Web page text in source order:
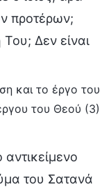
προτέρων;
Του; Δεν είναι
και το έργο του
του Θεού (3)
του Σατανά